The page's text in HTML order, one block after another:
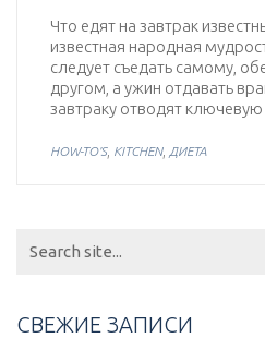
Что едят на завтрак
известная народная
следует съедать самому,
другом, а ужин отдавать
завтраку отводят
HOW-TO'S, KITCHEN, ДИЕТА
for:
СВЕЖИЕ ЗАПИСИ